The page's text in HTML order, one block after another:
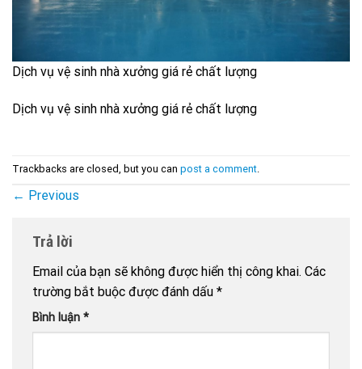
Dịch vụ vệ sinh nhà xưởng giá rẻ chất lượng
Dịch vụ vệ sinh nhà xưởng giá rẻ chất lượng
Trackbacks are closed, but you can post a comment
← Previous
Trả lời
Email của bạn sẽ không được hiển thị công khai. Các
trường bắt buộc được đánh dấu *
Bình luận *